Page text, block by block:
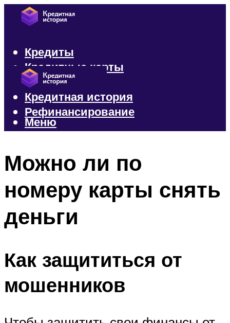
Кредиты
Кредитные карты
Микрозаймы
Кредитная история
Рефинансирование
Меню
Можно ли по
номеру карты снять
деньги
Как защититься от
мошенников